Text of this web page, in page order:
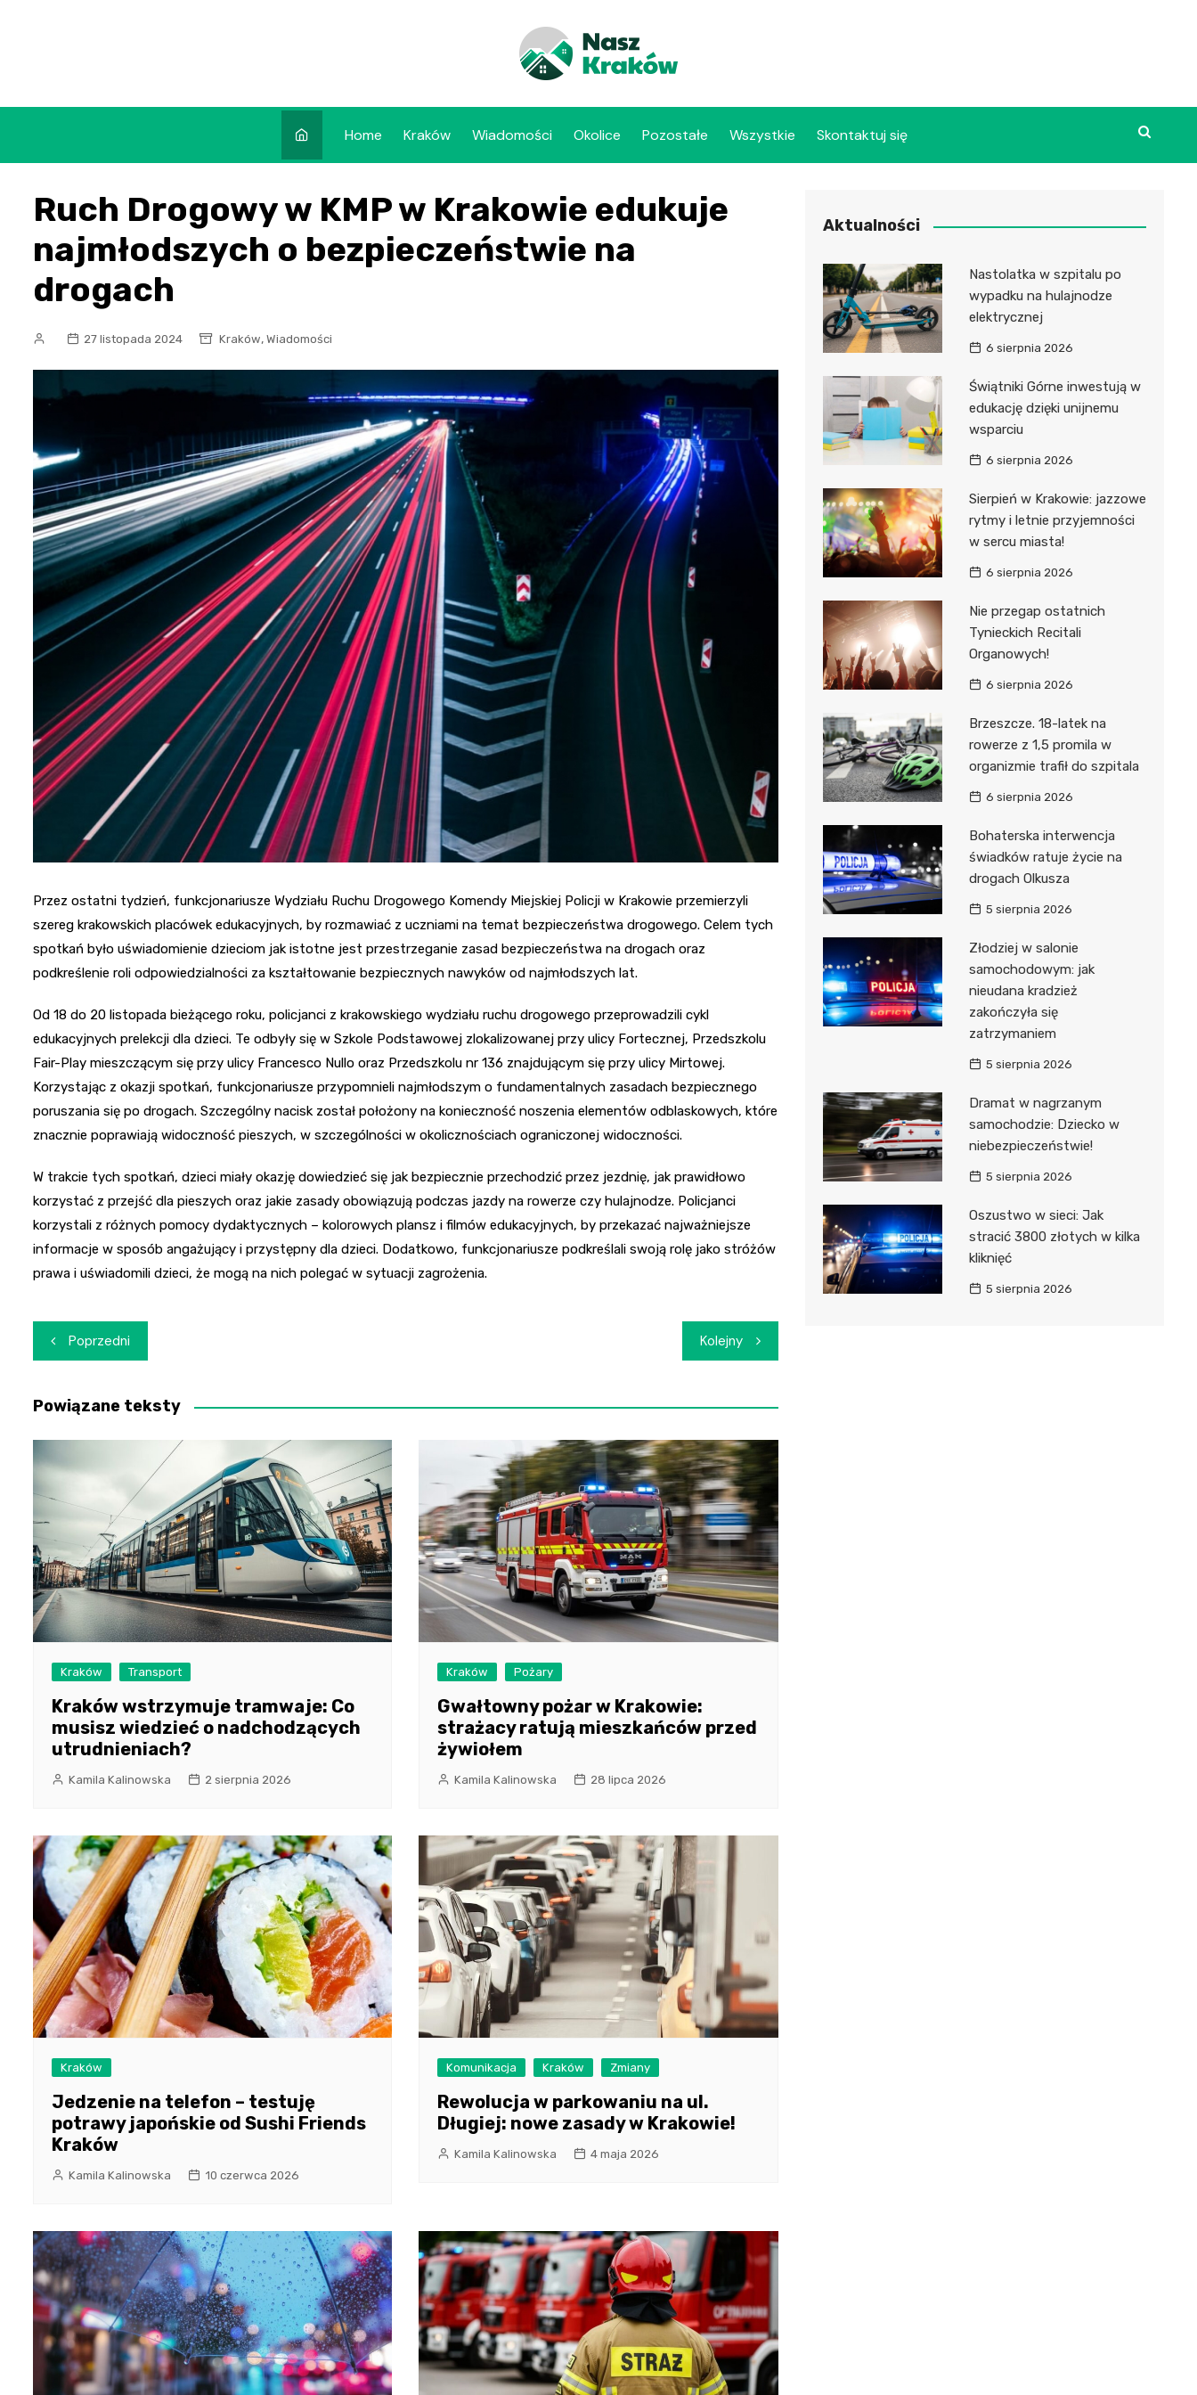
Home Kraków Wiadomości Okolice Pozostałe Wszystkie Skontaktuj się
Ruch Drogowy w KMP w Krakowie edukuje
najmłodszych o bezpieczeństwie na
drogach
27 listopada 2024 Kraków, Wiadomości
Przez ostatni tydzień, funkcjonariusze Wydziału Ruchu Drogowego Komendy Miejskiej Policji w Krakowie przemierzyli
szereg krakowskich placówek edukacyjnych, by rozmawiać z uczniami na temat bezpieczeństwa drogowego. Celem tych
spotkań było uświadomienie dzieciom jak istotne jest przestrzeganie zasad bezpieczeństwa na drogach oraz
podkreślenie roli odpowiedzialności za kształtowanie bezpiecznych nawyków od najmłodszych lat.
Od 18 do 20 listopada bieżącego roku, policjanci z krakowskiego wydziału ruchu drogowego przeprowadzili cykl
edukacyjnych prelekcji dla dzieci. Te odbyły się w Szkole Podstawowej zlokalizowanej przy ulicy Fortecznej, Przedszkolu
Fair-Play mieszczącym się przy ulicy Francesco Nullo oraz Przedszkolu nr 136 znajdującym się przy ulicy Mirtowej.
Korzystając z okazji spotkań, funkcjonariusze przypomnieli najmłodszym o fundamentalnych zasadach bezpiecznego
poruszania się po drogach. Szczególny nacisk został położony na konieczność noszenia elementów odblaskowych, które
znacznie poprawiają widoczność pieszych, w szczególności w okolicznościach ograniczonej widoczności.
W trakcie tych spotkań, dzieci miały okazję dowiedzieć się jak bezpiecznie przechodzić przez jezdnię, jak prawidłowo
korzystać z przejść dla pieszych oraz jakie zasady obowiązują podczas jazdy na rowerze czy hulajnodze. Policjanci
korzystali z różnych pomocy dydaktycznych – kolorowych plansz i filmów edukacyjnych, by przekazać najważniejsze
informacje w sposób angażujący i przystępny dla dzieci. Dodatkowo, funkcjonariusze podkreślali swoją rolę jako stróżów
prawa i uświadomili dzieci, że mogą na nich polegać w sytuacji zagrożenia.
Nawigacja
wpisu
Poprzedni Kolejny
Powiązane teksty
Kraków Transport
Kraków wstrzymuje tramwaje: Co
musisz wiedzieć o nadchodzących
utrudnieniach?
Kamila Kalinowska 2 sierpnia 2026
Kraków Pożary
Gwałtowny pożar w Krakowie:
strażacy ratują mieszkańców przed
żywiołem
Kamila Kalinowska 28 lipca 2026
Kraków
Jedzenie na telefon – testuję
potrawy japońskie od Sushi Friends
Kraków
Kamila Kalinowska 10 czerwca 2026
Komunikacja Kraków Zmiany
Rewolucja w parkowaniu na ul.
Długiej: nowe zasady w Krakowie!
Kamila Kalinowska 4 maja 2026
Aktualności
Nastolatka w szpitalu po
wypadku na hulajnodze
elektrycznej
6 sierpnia 2026
Świątniki Górne inwestują w
edukację dzięki unijnemu
wsparciu
6 sierpnia 2026
Sierpień w Krakowie: jazzowe
rytmy i letnie przyjemności
w sercu miasta!
6 sierpnia 2026
Nie przegap ostatnich
Tynieckich Recitali
Organowych!
6 sierpnia 2026
Brzeszcze. 18-latek na
rowerze z 1,5 promila w
organizmie trafił do szpitala
6 sierpnia 2026
Bohaterska interwencja
świadków ratuje życie na
drogach Olkusza
5 sierpnia 2026
Złodziej w salonie
samochodowym: jak
nieudana kradzież
zakończyła się
zatrzymaniem
5 sierpnia 2026
Dramat w nagrzanym
samochodzie: Dziecko w
niebezpieczeństwie!
5 sierpnia 2026
Oszustwo w sieci: Jak
stracić 3800 złotych w kilka
kliknięć
5 sierpnia 2026